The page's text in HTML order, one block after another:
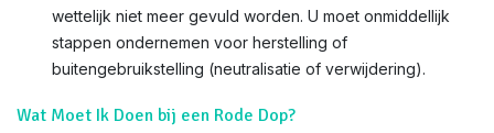
wettelijk niet meer gevuld worden. U moet onmiddellijk
stappen ondernemen voor herstelling of
buitengebruikstelling (neutralisatie of verwijdering).
Wat Moet Ik Doen bij een Rode Dop?